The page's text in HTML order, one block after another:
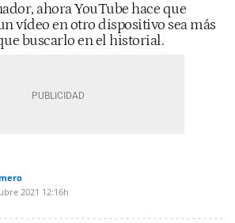
ahora YouTube hace que
vídeo en otro dispositivo sea más
buscarlo en el historial.
2021 12:16h